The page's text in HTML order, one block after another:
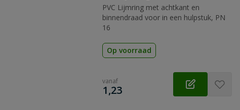
PVC Lijmring met achtkant en
binnendraad voor in een hulpstuk, PN
16
Op voorraad
vanaf
€
1,23